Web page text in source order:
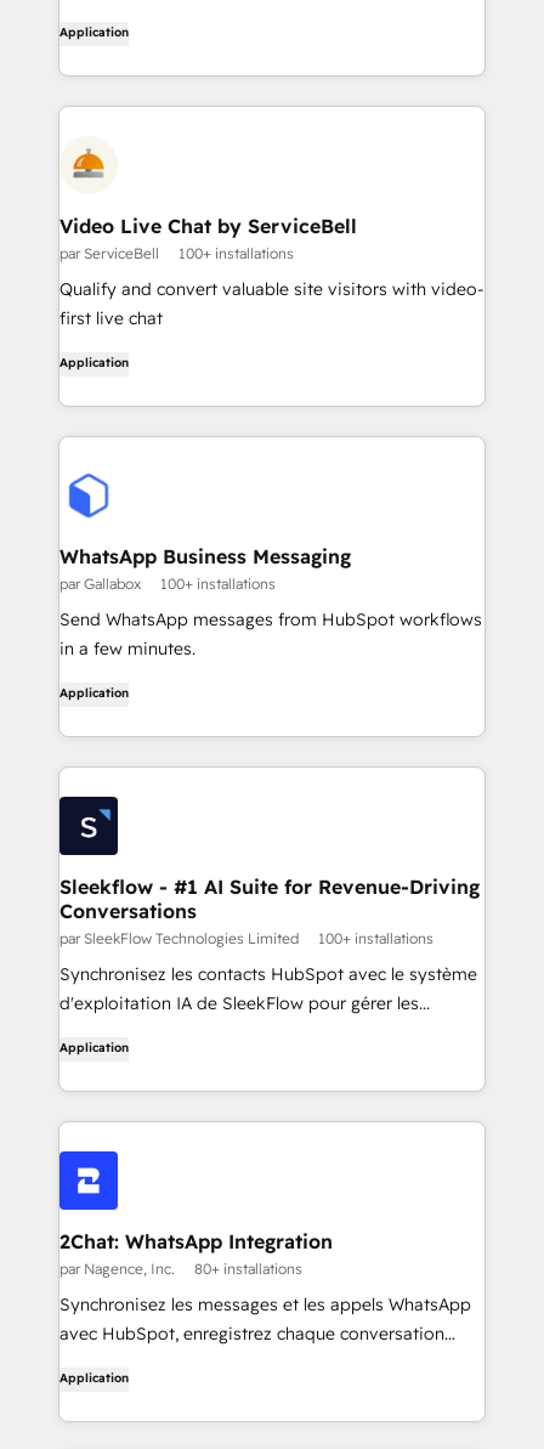
Application
Video Live Chat by ServiceBell
par ServiceBell 100+ installations
Qualify and convert valuable site visitors with video-
first live chat
Application
WhatsApp Business Messaging
par Gallabox 100+ installations
Send WhatsApp messages from HubSpot workflows
in a few minutes.
Application
Sleekflow - #1 AI Suite for Revenue-Driving
Conversations
par SleekFlow Technologies Limited 100+ installations
Synchronisez les contacts HubSpot avec le système
d'exploitation IA de SleekFlow pour gérer les
Email, et plus encore - le tout en un seul endroit.
Laissez les agents d'IA conduire chaque interaction
vers le revenu.
Application
2Chat: WhatsApp Integration
par Nagence, Inc. 80+ installations
Synchronisez les messages et les appels WhatsApp
avec HubSpot, enregistrez chaque conversation
écrivez directement depuis HubSpot avec
l'extension 2Chat Chrome.
Application